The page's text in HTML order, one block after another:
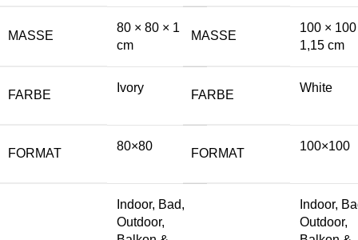
MASSE
80 × 80 × 1
cm
FARBE
Ivory
FORMAT
80×80
Indoor, Bad,
Outdoor,
MASSE
100 ×
1,15 cm
FARBE
White
FORMAT
100×100
Indoor,
Outdoor,